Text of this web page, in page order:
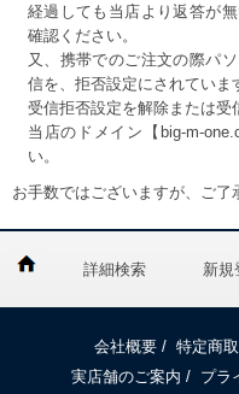
経過しても当店より返答が
確認ください。
又、携帯でのご注文の際パ
信を、拒否設定にされていま
受信拒否設定を解除または受
当店のドメイン【big-m-
い。
お手数ではございますが、ご了
詳細検索 新規
会社概要 / 特定商
実店舗のご案内 / プラ